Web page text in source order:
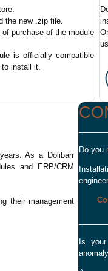
the new .zip file.
purchase of the module
is officially compatible
to install it.
As a Dolibarr
and ERP/CRM
their management
Do you
Is